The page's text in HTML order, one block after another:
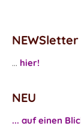
NEWSletter
... hier!
NEU
... auf einen